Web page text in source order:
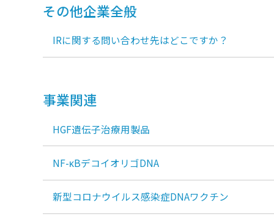
その他企業全般
IRに関する問い合わせ先はどこですか？
事業関連
HGF遺伝子治療用製品
NF-κBデコイオリゴDNA
新型コロナウイルス感染症DNAワクチン